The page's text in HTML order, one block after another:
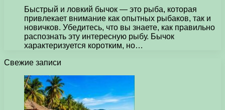
Быстрый и ловкий бычок — это рыба, которая
привлекает внимание как опытных рыбаков, так и
новичков. Убедитесь, что вы знаете, как правильно
распознать эту интересную рыбу. Бычок
характеризуется коротким, но…
Свежие записи